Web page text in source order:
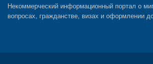
Некоммерческий информационный портал о
вопросах, гражданстве, визах и оформлении